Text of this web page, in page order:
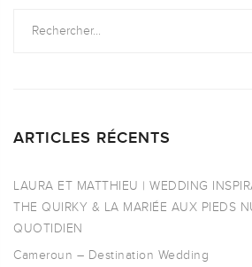
ARTICLES RÉCENTS
LAURA ET MATTHIEU | WEDDING
THE QUIRKY & LA MARIÉE AUX PIEDS
QUOTIDIEN
Cameroun – Destination Wedding